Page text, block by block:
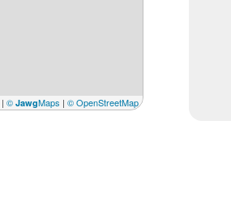
| © JawgMaps | © OpenStreetMap